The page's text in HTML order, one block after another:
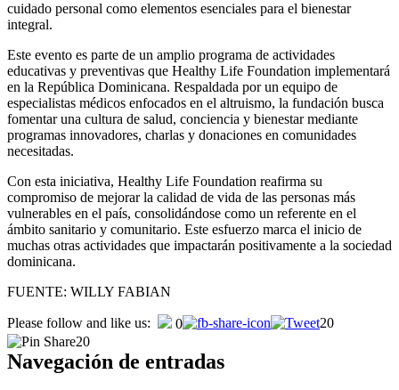
cuidado personal como elementos esenciales para el bienestar
integral.
Este evento es parte de un amplio programa de actividades
educativas y preventivas que Healthy Life Foundation implementará
en la República Dominicana. Respaldada por un equipo de
especialistas médicos enfocados en el altruismo, la fundación busca
fomentar una cultura de salud, conciencia y bienestar mediante
programas innovadores, charlas y donaciones en comunidades
necesitadas.
Con esta iniciativa, Healthy Life Foundation reafirma su
compromiso de mejorar la calidad de vida de las personas más
vulnerables en el país, consolidándose como un referente en el
ámbito sanitario y comunitario. Este esfuerzo marca el inicio de
muchas otras actividades que impactarán positivamente a la sociedad
dominicana.
FUENTE: WILLY FABIAN
Please follow and like us: 0
20
20
Navegación de entradas